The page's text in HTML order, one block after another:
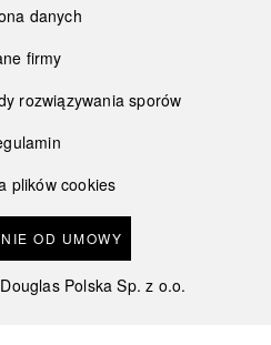
danych
firmy
rozwiązywania sporów
plików cookies
OD UMOWY
Polska Sp. z o.o.